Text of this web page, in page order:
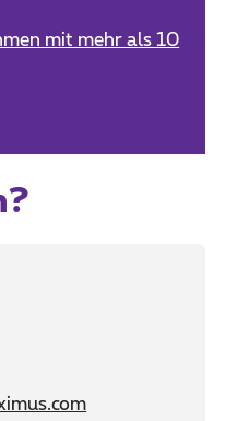
mit mehr als 10